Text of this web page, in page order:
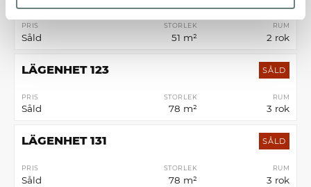
PRIS
Såld
STORLEK
51 m²
RUM
2 rok
LÄGENHET 123
PRIS
Såld
STORLEK
78 m²
RUM
3 rok
SÅLD
LÄGENHET 131
PRIS
Såld
STORLEK
78 m²
RUM
3 rok
SÅLD